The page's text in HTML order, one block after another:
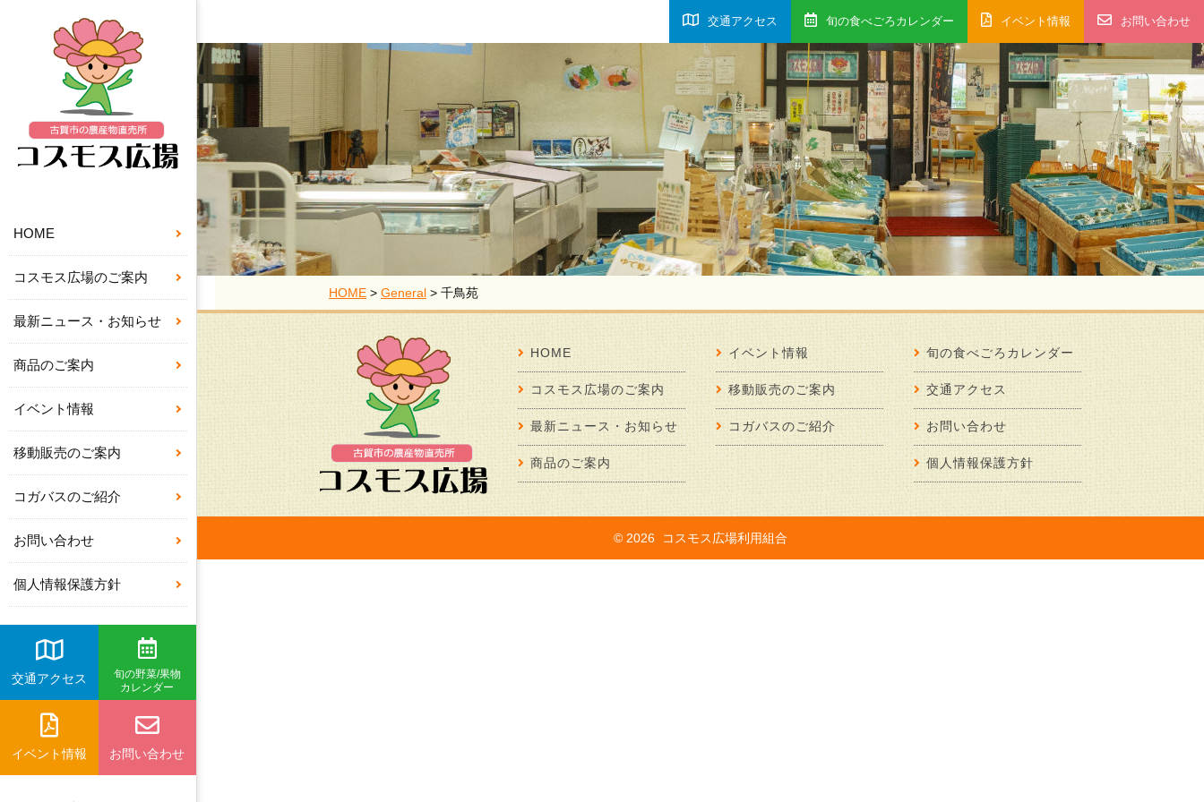
HOME
コスモス広場のご案内
最新ニュース・お知らせ
商品のご案内
イベント情報
移動販売のご案内
コガバスのご紹介
お問い合わせ
個人情報保護方針
交通アクセス
旬の野菜/果物
カレンダー
イベント情報 お問い合わせ
交通アクセス 旬の食べごろカレンダー イベント情報 お問い合わせ
HOME > General > 千鳥苑
HOME
コスモス広場のご案内
最新ニュース・お知らせ
商品のご案内
イベント情報
移動販売のご案内
コガバスのご紹介
旬の食べごろカレンダー
交通アクセス
お問い合わせ
個人情報保護方針
© 2026 コスモス広場利用組合